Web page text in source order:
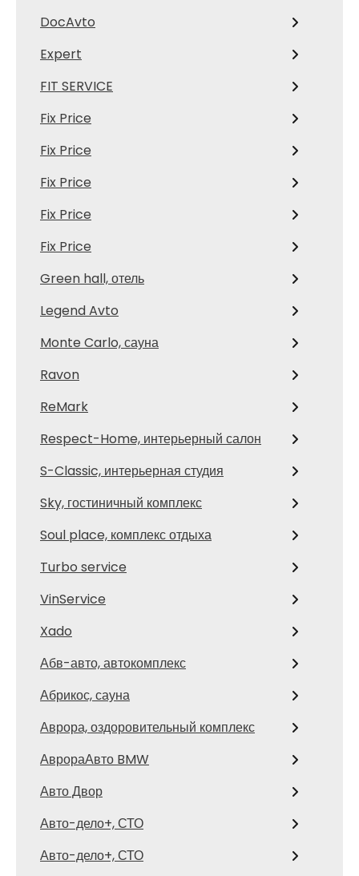
DocAvto
Expert
FIT SERVICE
Fix Price
Fix Price
Fix Price
Fix Price
Fix Price
Green hall, отель
Legend Avto
Monte Carlo, сауна
Ravon
ReMark
Respect-Home, интерьерный салон
S-Classic, интерьерная студия
Sky, гостиничный комплекс
Soul place, комплекс отдыха
Turbo service
VinService
Xado
Абв-авто, автокомплекс
Абрикос, сауна
Аврора, оздоровительный комплекс
АврораАвто BMW
Авто Двор
Авто-дело+, СТО
Авто-дело+, СТО